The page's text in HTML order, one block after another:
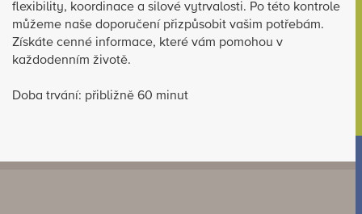
flexibility, koordinace a silové vytrvalosti. Po této kontrole
můžeme naše doporučení přizpůsobit vašim potřebám.
Získáte cenné informace, které vám pomohou v
každodenním životě.
Doba trvání: přibližně 60 minut